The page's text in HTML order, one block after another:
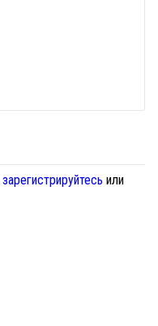
зарегистрируйтесь или